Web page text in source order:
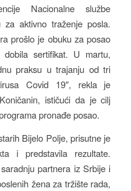
Nacionalne službe
za aktivno traženje posla.
prošlo je obuku za posao
sertifikat. U martu,
praksu u trajanju od tri
Covid 19″, rekla je
ističući da je cilj
pronađe posao.
Bijelo Polje, prisutne je
i predstavila rezultate.
partnera iz Srbije i
žena za tržište rada,